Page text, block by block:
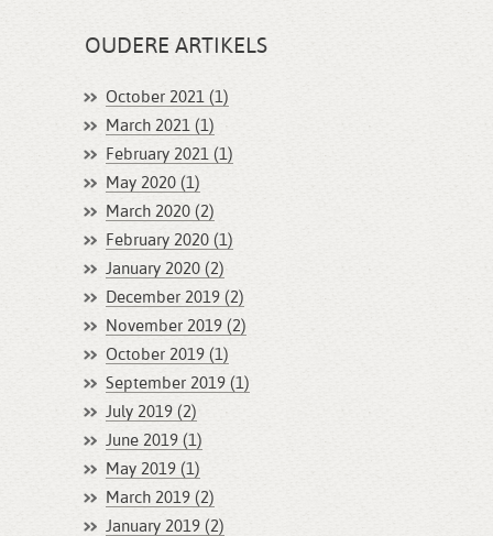
OUDERE ARTIKELS
October 2021 (1)
March 2021 (1)
February 2021 (1)
May 2020 (1)
March 2020 (2)
February 2020 (1)
January 2020 (2)
December 2019 (2)
November 2019 (2)
October 2019 (1)
September 2019 (1)
July 2019 (2)
June 2019 (1)
May 2019 (1)
March 2019 (2)
January 2019 (2)